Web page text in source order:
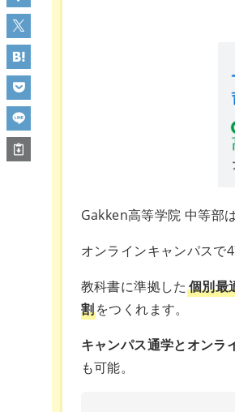
Gakken高等学院 中等部は
オンラインキャンパスで
教科書に準拠した 個別最
割をつくれます。
キャンパス通学とオンラ
も可能。